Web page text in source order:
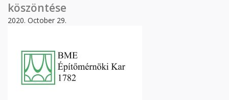
köszöntése
2020. October 29.